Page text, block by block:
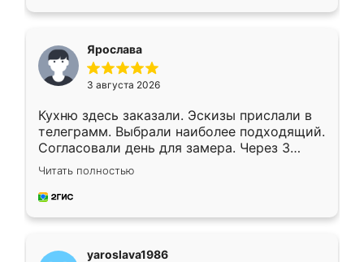
Ярослава
3 августа 2026
Кухню здесь заказали. Эскизы прислали в
телеграмм. Выбрали наиболее подходящий.
Согласовали день для замера. Через 3
недели кухня была уже готова. Остались
довольны работой. Спасибо Ренессанс
мебель за качественную работу!
Читать полностью
yaroslava1986